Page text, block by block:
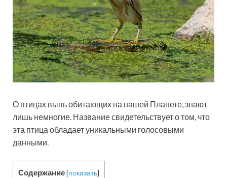
О птицах выпь обитающих на нашей Планете, знают
лишь немногие. Название свидетельствует о том, что
эта птица обладает уникальными голосовыми
данными.
Содержание[показать]